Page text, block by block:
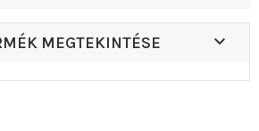
MEGTEKINTÉSE 